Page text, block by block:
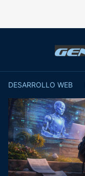
DESARROLLO WEB